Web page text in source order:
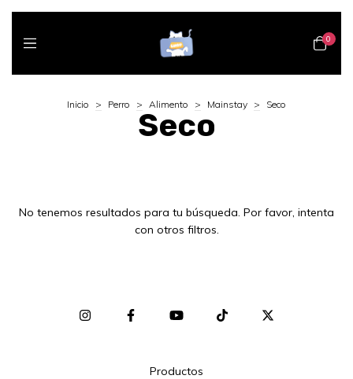
0
Inicio > Perro > Alimento > Mainstay > Seco
Seco
No tenemos resultados para tu búsqueda. Por favor, intenta
con otros filtros.
Productos